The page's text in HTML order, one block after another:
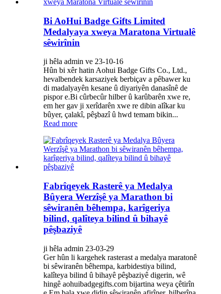
Bi AoHui Badge Gifts Limited
Medalyaya xweya Maratona Virtualê
sêwirînin
ji hêla admin ve 23-10-16
Hûn bi xêr hatin Aohui Badge Gifts Co., Ltd.,
hevalbendek karsaziyek berbiçav a pêbawer ku
di madalyayên kesane û diyariyên danasînê de
pispor e.Bi cûrbecûr hilber û karûbarên xwe re,
em her gav ji xerîdarên xwe re dibin alîkar ku
bûyer, çalakî, pêşbazî û hwd temam bikin...
Read more
Fabrîqeyek Rasterê ya Medalya
Bûyera Werzîşê ya Marathon bi
sêwiranên bêhempa, karîgeriya
bilind, qalîteya bilind û bihayê
pêşbaziyê
ji hêla admin 23-03-29
Ger hûn li kargehek rasterast a medalya maratonê
bi sêwiranên bêhempa, karbidestiya bilind,
kalîteya bilind û bihayê pêşbaziyê digerin, wê
hingê aohuibadgegifts.com bijartina weya çêtirîn